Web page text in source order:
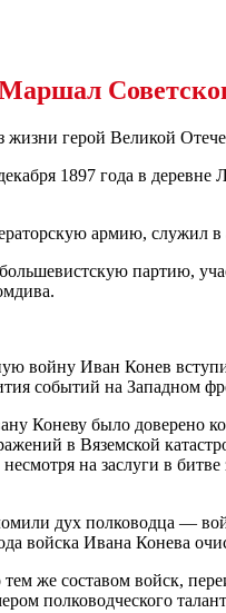
жизни герой Великой
1897 года в
армию, служил
партию,
войну Иван Конев
событий на Западном
Коневу было доверено
в Вяземской
на заслуги в
дух полководца —
войска Ивана Конева
же составом войск,
полководческого